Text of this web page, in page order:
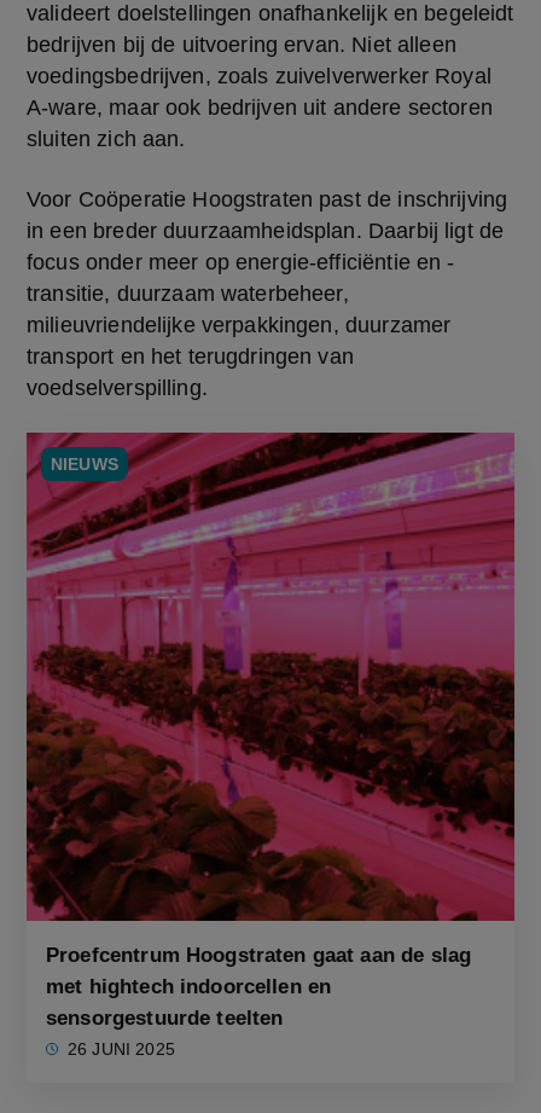
valideert doelstellingen onafhankelijk en begeleidt
bedrijven bij de uitvoering ervan. Niet alleen
voedingsbedrijven, zoals zuivelverwerker Royal
A-ware, maar ook bedrijven uit andere sectoren
sluiten zich aan.
Voor Coöperatie Hoogstraten past de inschrijving
in een breder duurzaamheidsplan. Daarbij ligt de
focus onder meer op energie-efficiëntie en -
transitie, duurzaam waterbeheer,
milieuvriendelijke verpakkingen, duurzamer
transport en het terugdringen van
voedselverspilling.
NIEUWS
Proefcentrum Hoogstraten gaat aan de slag
met hightech indoorcellen en
sensorgestuurde teelten
26 JUNI 2025